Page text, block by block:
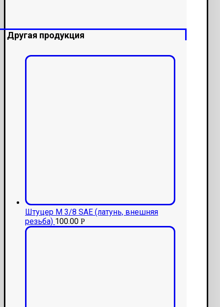
Другая продукция
Штуцер M 3/8 SAE (латунь, внешняя
резьба) 100.00 Р